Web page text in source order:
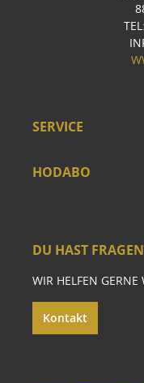
SERVICE
HODABO
DU HAST
WIR HELFEN GERNE
Kontakt